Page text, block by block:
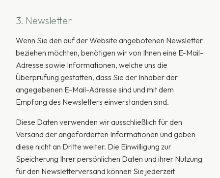
3. Newsletter
Wenn Sie den auf der Website angebotenen Newsletter
beziehen möchten, benötigen wir von Ihnen eine E-Mail-
Adresse sowie Informationen, welche uns die
Überprüfung gestatten, dass Sie der Inhaber der
angegebenen E-Mail-Adresse sind und mit dem
Empfang des Newsletters einverstanden sind.
Diese Daten verwenden wir ausschließlich für den
Versand der angeforderten Informationen und geben
diese nicht an Dritte weiter. Die Einwilligung zur
Speicherung Ihrer persönlichen Daten und ihrer Nutzung
für den Newsletterversand können Sie jederzeit